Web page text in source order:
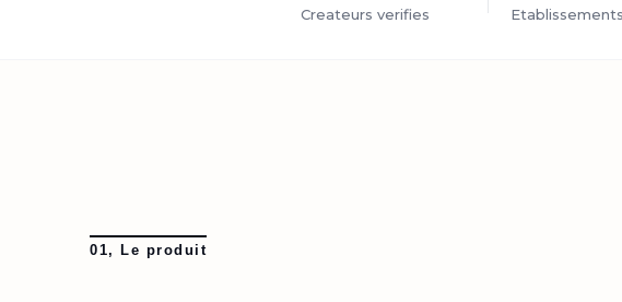
Createurs verifies
01, Le produit